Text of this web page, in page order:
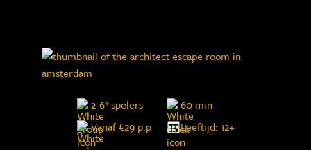
2-6* spelers
60 min
Vanaf €29 p.p
Leeftijd: 12+